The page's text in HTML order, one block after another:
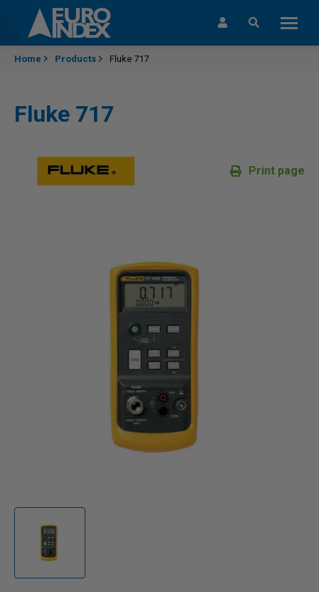
Skip to content
Home Products Fluke 717
Fluke 717
Print page